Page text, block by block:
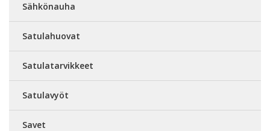
Sähkönauha
Satulahuovat
Satulatarvikkeet
Satulavyöt
Savet